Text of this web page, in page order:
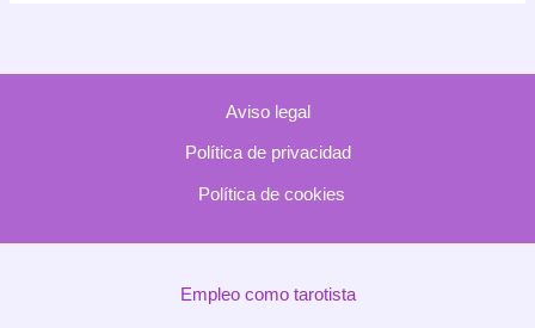
Aviso legal
Política de privacidad
Política de cookies
Empleo como tarotista